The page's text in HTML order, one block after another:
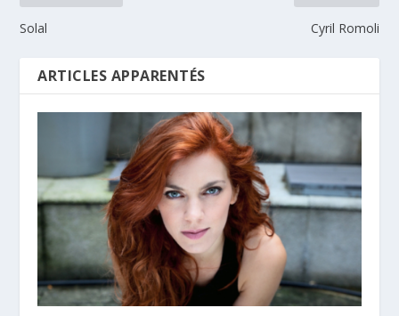
Solal Cyril Romoli
ARTICLES APPARENTÉS